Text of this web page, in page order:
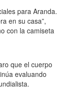
para Aranda.
en su casa”,
con la camiseta
que el cuerpo
evaluando